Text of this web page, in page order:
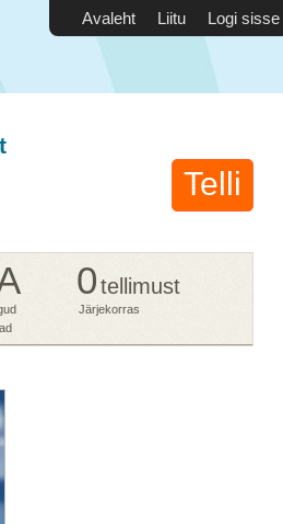
Avaleht Liitu Logi sisse
Telli
0tellimust
Järjekorras